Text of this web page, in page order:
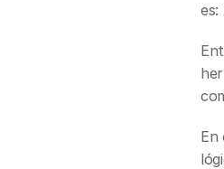
es:
En